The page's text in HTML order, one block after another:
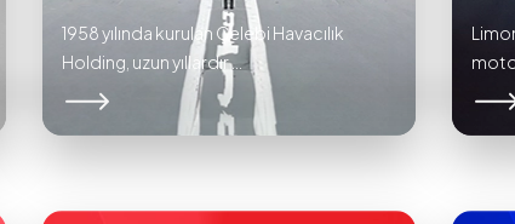
1958 yılında kurulan Çelebi Havacılık
Holding, uzun yıllardır ...